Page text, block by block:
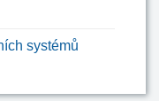
systémů